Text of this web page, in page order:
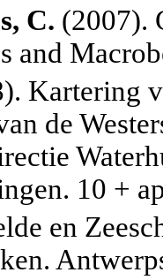
C. (2007).
and
Kartering
de
10 +
en